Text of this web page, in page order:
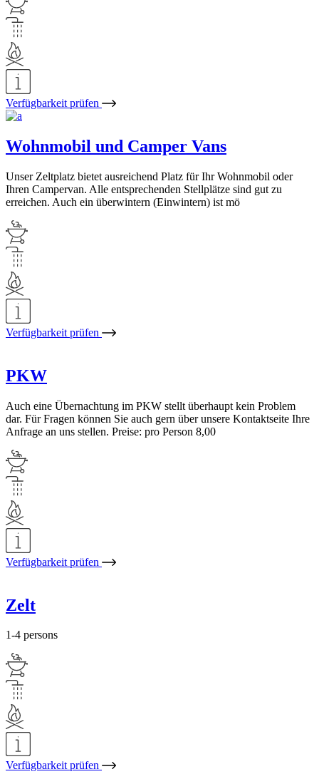
Verfügbarkeit prüfen
Wohnmobil und Camper Vans
Unser Zeltplatz bietet ausreichend Platz für Ihr Wohnmobil oder
Ihren Campervan. Alle entsprechenden Stellplätze sind gut zu
erreichen. Auch ein überwintern (Einwintern) ist mö
Verfügbarkeit prüfen
PKW
Auch eine Übernachtung im PKW stellt überhaupt kein Problem
dar. Für Fragen können Sie auch gern über unsere Kontaktseite Ihre
Anfrage an uns stellen. Preise: pro Person 8,00
Verfügbarkeit prüfen
Zelt
1-4 persons
Verfügbarkeit prüfen